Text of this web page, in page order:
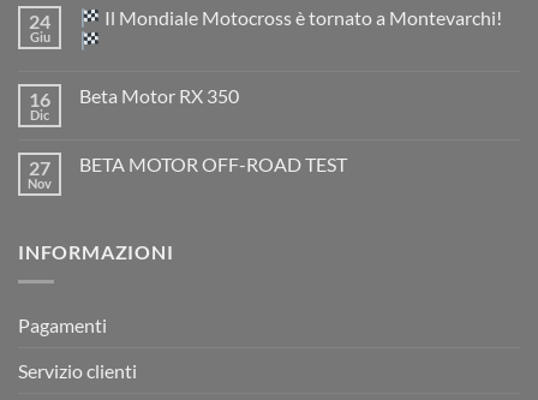
su
TM
EN
2026:
è
arrivata
24
Giu
Il Mondiale Motocross è tornato a Montevarchi!
su
Motocross
è
16
Dic
Beta Motor RX 350
Beta
27
Nov
BETA MOTOR OFF-ROAD TEST
MOTOR
INFORMAZIONI
Pagamenti
Servizio clienti